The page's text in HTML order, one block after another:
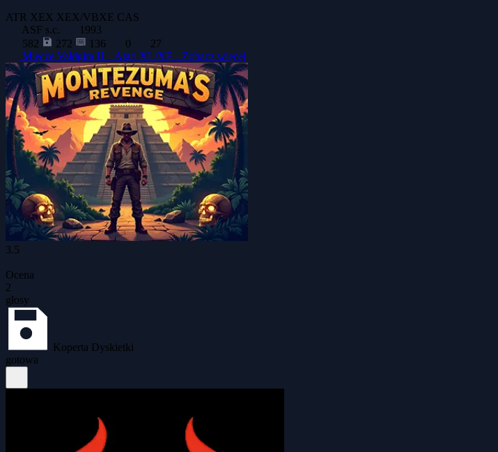
ATR XEX XEX/VBXE CAS
ASF s.c.
1993
582
272 136 0
27
Miecze Valdgira II – Atari XL/XE - Zobacz więcej
3.5
Ocena
2
głosy
Koperta Dyskietki
gotowa